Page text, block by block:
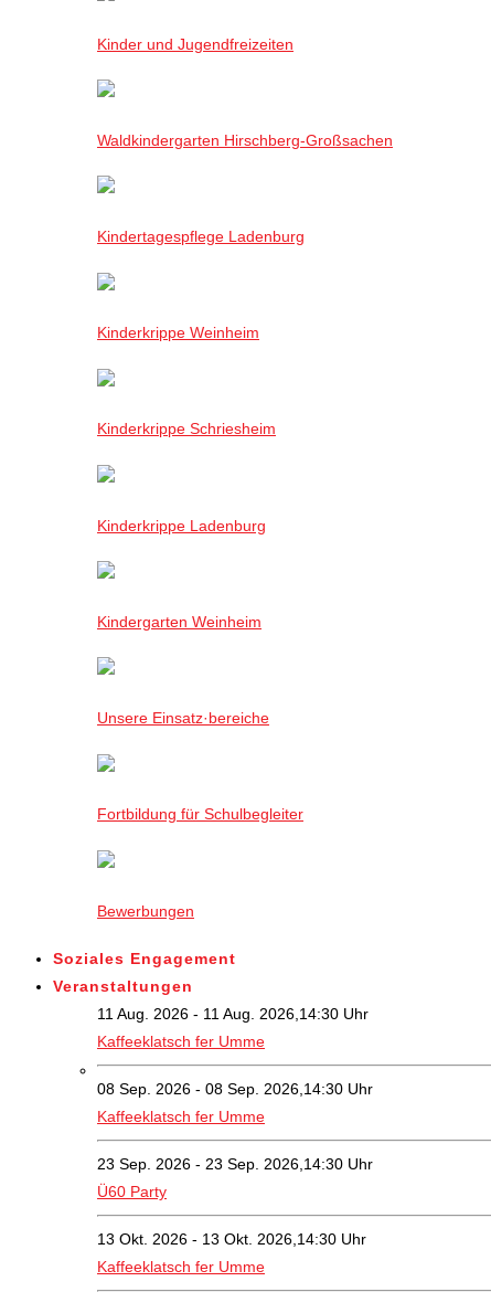
Kinder und Jugendfreizeiten
Waldkindergarten Hirschberg-Großsachen
Kindertagespflege Ladenburg
Kinderkrippe Weinheim
Kinderkrippe Schriesheim
Kinderkrippe Ladenburg
Kindergarten Weinheim
Unsere Einsatz·bereiche
Fortbildung für Schulbegleiter
Bewerbungen
Soziales Engagement
Veranstaltungen
11 Aug. 2026 - 11 Aug. 2026,14:30 Uhr
Kaffeeklatsch fer Umme
08 Sep. 2026 - 08 Sep. 2026,14:30 Uhr
Kaffeeklatsch fer Umme
23 Sep. 2026 - 23 Sep. 2026,14:30 Uhr
Ü60 Party
13 Okt. 2026 - 13 Okt. 2026,14:30 Uhr
Kaffeeklatsch fer Umme